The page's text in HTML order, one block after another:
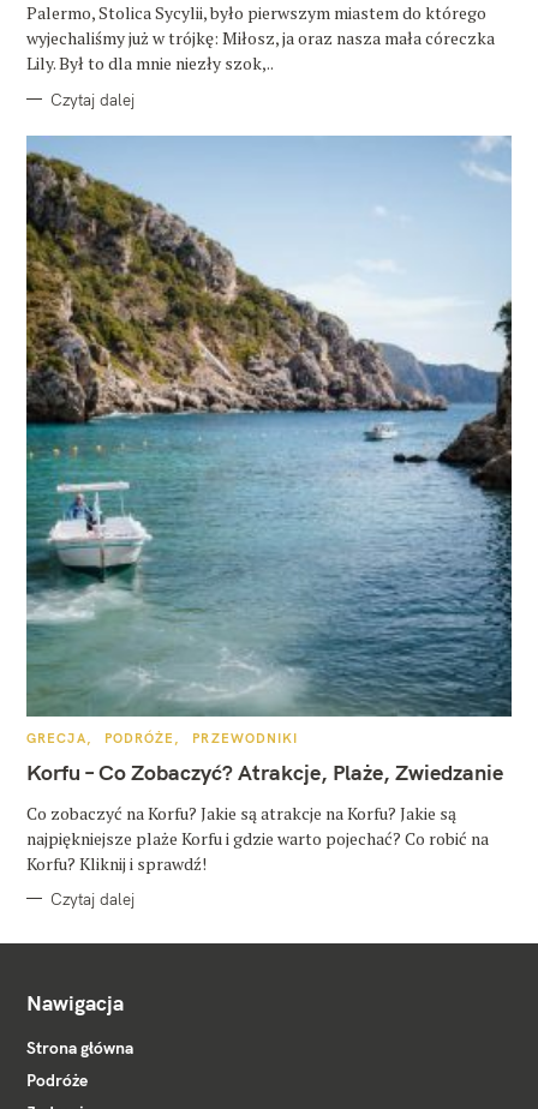
Palermo, Stolica Sycylii, było pierwszym miastem do którego
wyjechaliśmy już w trójkę: Miłosz, ja oraz nasza mała córeczka
Lily. Był to dla mnie niezły szok,..
Czytaj dalej
K
T
E
O
R
I
GRECJA PODRÓŻE PRZEWODNIKI
Korfu – Co Zobaczyć? Atrakcje, Plaże, Zwiedzanie
Co zobaczyć na Korfu? Jakie są atrakcje na Korfu? Jakie są
najpiękniejsze plaże Korfu i gdzie warto pojechać? Co robić na
Korfu? Kliknij i sprawdź!
Czytaj dalej
Nawigacja
Strona główna
Podróże